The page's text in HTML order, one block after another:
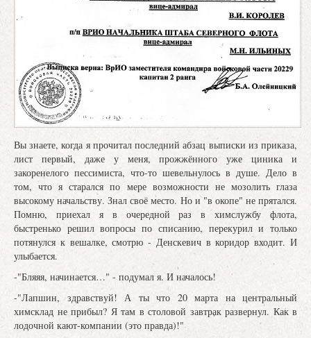
Вы знаете, когда я прочитал последний абзац выписки из приказа,
лист первый, даже у меня, прожжённого уже циника и
закоренелого пессимиста, что-то шевельнулось в душе. Дело в
том, что я старался по мере возможности не мозолить глаза
высокому начальству. Знал своё место. Но и "в окопе" не прятался.
Помню, приехал я в очередной раз в химслужбу флота,
быстренько решил вопросы по списанию, перекурил и только
потянулся к вешалке, смотрю - Денскевич в коридор входит. И
улыбается.
-"Бляяя, начинается…" - подумал я. И началось!
-"Лапшин, здравствуй! А ты что 20 марта на центральный
химсклад не прибыл? Я там в столовой завтрак развернул. Как в
лодочной кают-компании (это правда)!"